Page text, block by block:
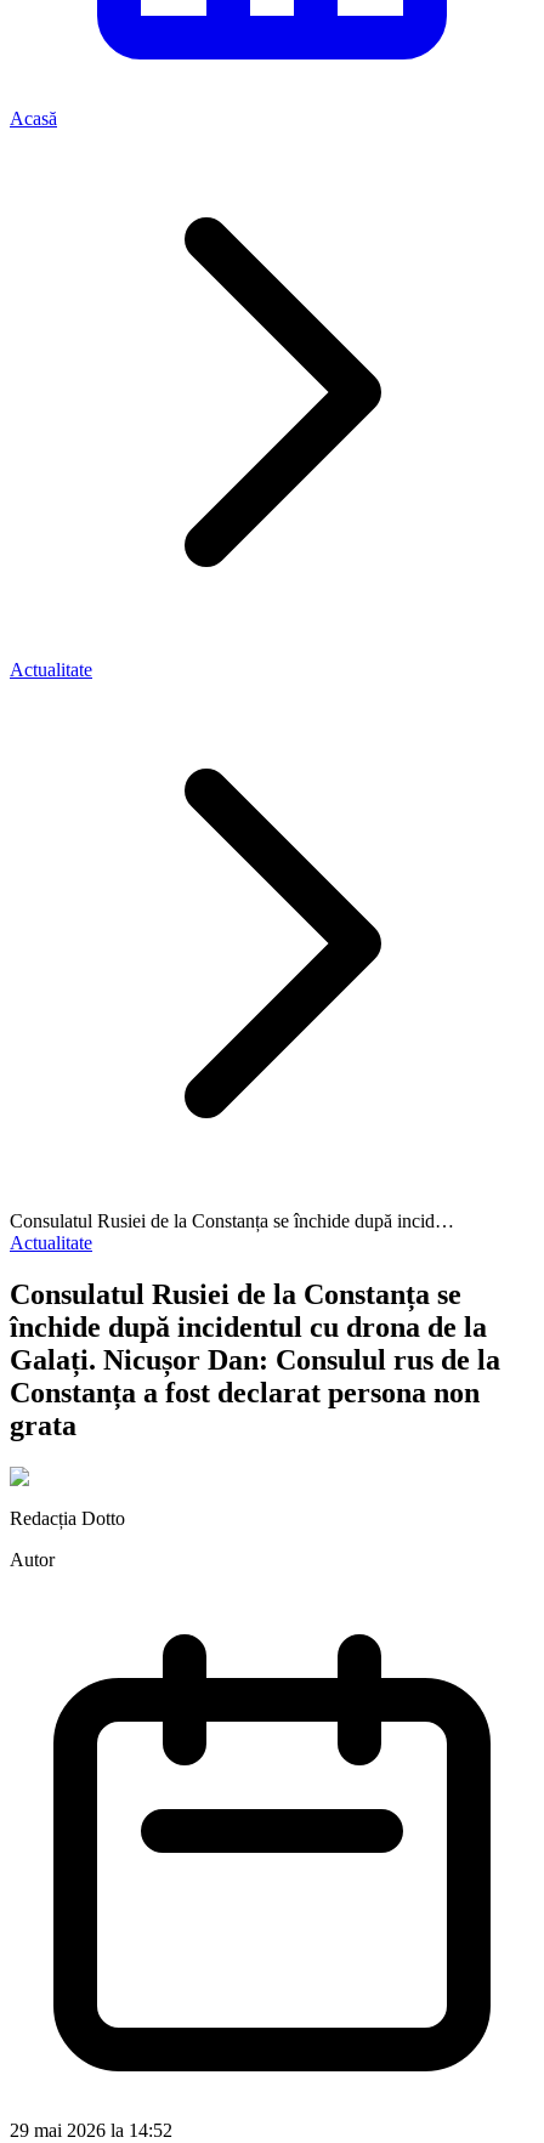
Acasă
Actualitate
Consulatul Rusiei de la Constanța se închide după incid…
Actualitate
Consulatul Rusiei de la Constanța se
închide după incidentul cu drona de la
Galați. Nicușor Dan: Consulul rus de la
Constanța a fost declarat persona non
grata
Redacția Dotto
Autor
29 mai 2026 la 14:52